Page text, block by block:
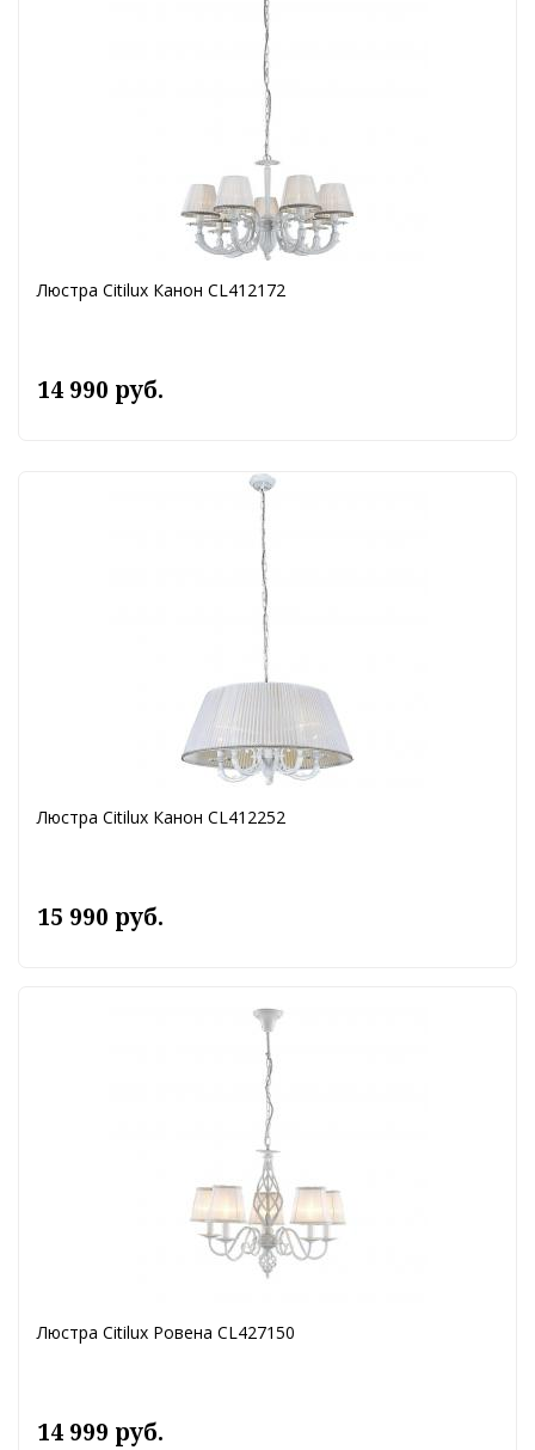
Люстра Citilux Канон CL412172
14 990 руб.
Люстра Citilux Канон CL412252
15 990 руб.
Люстра Citilux Ровена CL427150
14 999 руб.